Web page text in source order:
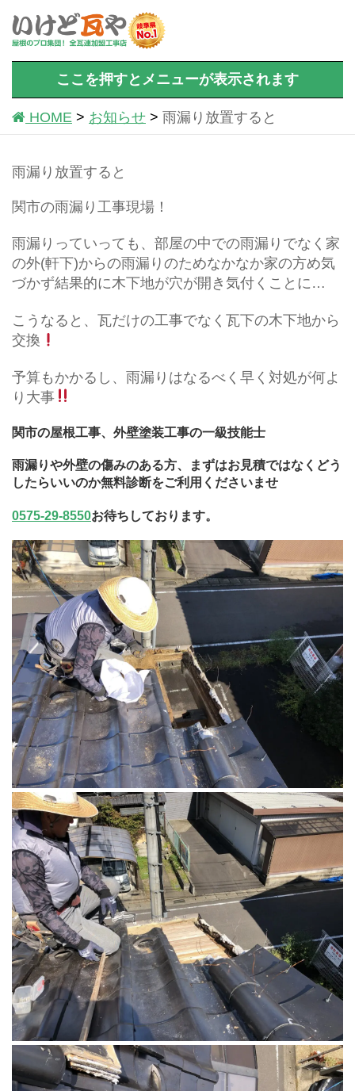
ここを押すとメニューが表示されます
HOME お知らせ 雨漏り放置すると
雨漏り放置すると
関市の雨漏り工事現場！
雨漏りっていっても、部屋の中での雨漏りでなく家
の外(軒下)からの雨漏りのためなかなか家の方め気
づかず結果的に木下地が穴が開き気付くことに…
こうなると、瓦だけの工事でなく瓦下の木下地から
交換
予算もかかるし、雨漏りはなるべく早く対処が何よ
り大事
関市の屋根工事、外壁塗装工事の一級技能士
雨漏りや外壁の傷みのある方、まずはお見積ではなくどう
したらいいのか無料診断をご利用くださいませ
0575-29-8550お待ちしております。